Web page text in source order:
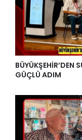
BÜYÜKŞEHİR’DEN
GÜÇLÜ ADIM